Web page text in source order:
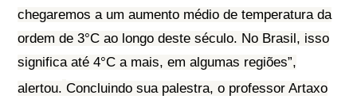
chegaremos a um aumento médio de temperatura da
ordem de 3°C ao longo deste século. No Brasil, isso
significa até 4°C a mais, em algumas regiões”,
alertou. Concluindo sua palestra, o professor Artaxo